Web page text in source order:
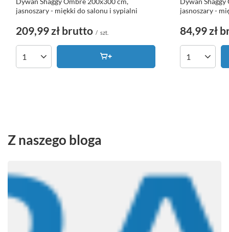
jasnoszary - miękki do salonu i sypialni
209,99 zł brutto / szt.
Ilość produktów
jasnoszary -
84,99 zł
Ilość
Z naszego bloga